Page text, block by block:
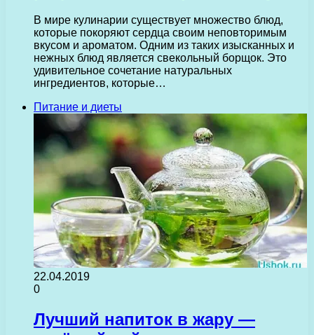
В мире кулинарии существует множество блюд,
которые покоряют сердца своим неповторимым
вкусом и ароматом. Одним из таких изысканных и
нежных блюд является свекольный борщок. Это
удивительное сочетание натуральных
ингредиентов, которые…
Питание и диеты
22.04.2019
0
Лучший напиток в жару —